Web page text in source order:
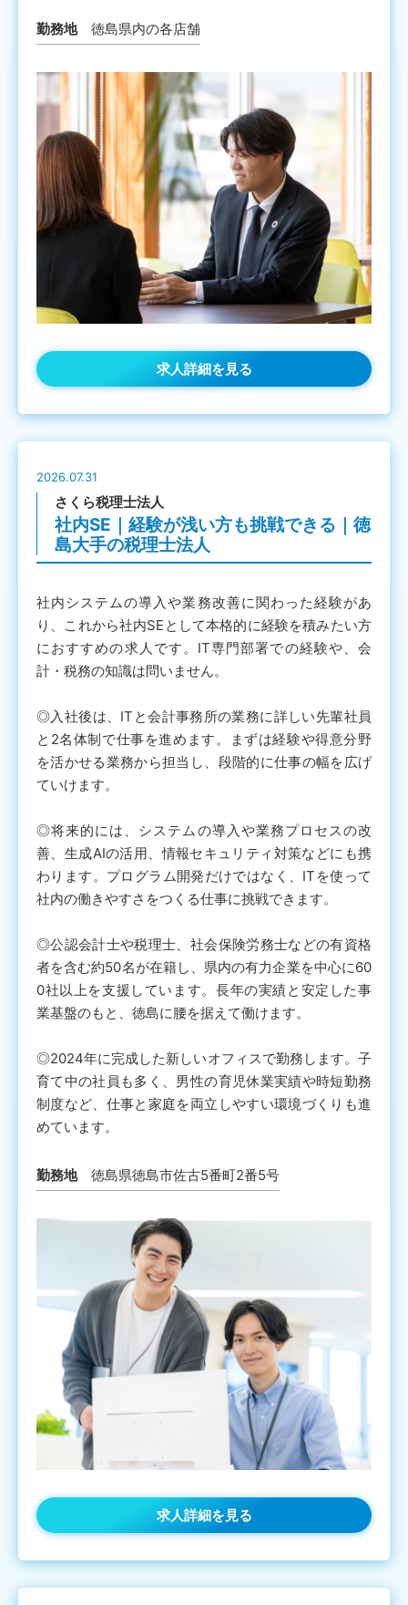
勤務地 徳島県内の各店舗
求人詳細を見る
2026.07.31
さくら税理士法人
社内SE｜経験が浅い方も挑戦できる｜徳
島大手の税理士法人
社内システムの導入や業務改善に関わった経験があ
り、これから社内SEとして本格的に経験を積みたい方
におすすめの求人です。IT専門部署での経験や、会
計・税務の知識は問いません。
◎入社後は、ITと会計事務所の業務に詳しい先輩社員
と2名体制で仕事を進めます。まずは経験や得意分野
を活かせる業務から担当し、段階的に仕事の幅を広げ
ていけます。
◎将来的には、システムの導入や業務プロセスの改
善、生成AIの活用、情報セキュリティ対策などにも携
わります。プログラム開発だけではなく、ITを使って
社内の働きやすさをつくる仕事に挑戦できます。
◎公認会計士や税理士、社会保険労務士などの有資格
者を含む約50名が在籍し、県内の有力企業を中心に60
0社以上を支援しています。長年の実績と安定した事
業基盤のもと、徳島に腰を据えて働けます。
◎2024年に完成した新しいオフィスで勤務します。子
育て中の社員も多く、男性の育児休業実績や時短勤務
制度など、仕事と家庭を両立しやすい環境づくりも進
めています。
勤務地 徳島県徳島市佐古5番町2番5号
求人詳細を見る